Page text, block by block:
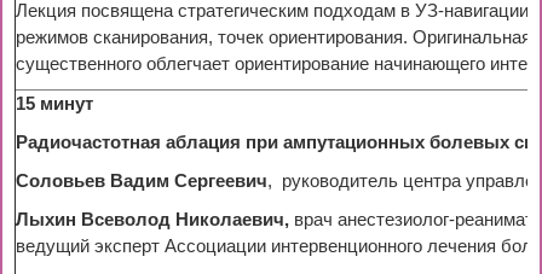
Лекция посвящена стратегическим подходам в УЗ-
режимов сканирования, точек ориентирования.
существенного облегчает ориентирование начинающего
15 минут
Радиочастотная аблация при ампутационных болевых
Соловьев Вадим Сергеевич, руководитель центра
Лыхин Всеволод Николаевич, врач анестезиолог-
ведущий эксперт Ассоциации интервенционного лечения